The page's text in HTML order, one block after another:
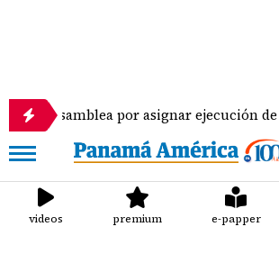
la Asamblea por asignar ejecución de
videos premium e-papper